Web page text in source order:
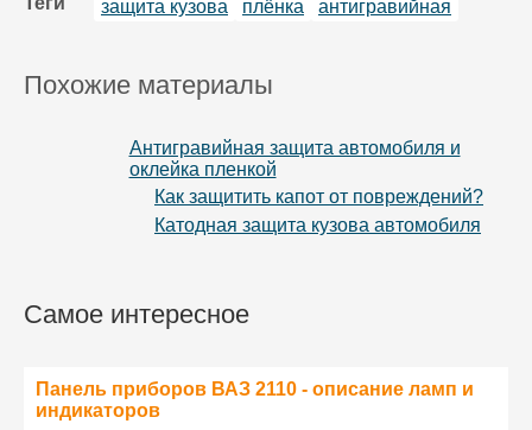
защита кузова плёнка антигравийная
Похожие материалы
Антигравийная защита автомобиля и
оклейка пленкой
Как защитить капот от повреждений?
Катодная защита кузова автомобиля
Самое интересное
Панель приборов ВАЗ 2110 - описание ламп и
индикаторов